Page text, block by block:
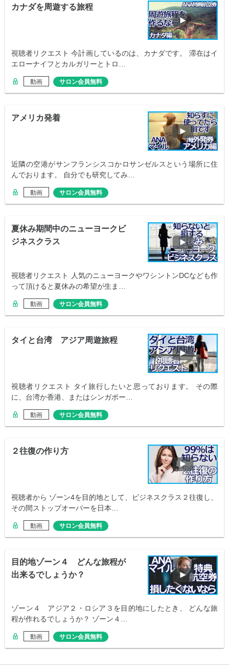
カナダを周遊する旅程
視聴者リクエスト 今計画しているのは、カナダです。 滞在はイ
エローナイフとカルガリーとトロ…
動画 サロン会員無料
アメリカ発着
近隣の空港がサンフランシスコかロサンゼルスという場所に住
んでおります。 自分でも研究してみ…
動画 サロン会員無料
夏休み期間中のニューヨークビ
ジネスクラス
視聴者リクエスト 人気のニューヨークやワシントンDCなども作
って頂けると夏休みの希望が生ま…
動画 サロン会員無料
タイと台湾 アジア周遊旅程
視聴者リクエスト タイ旅行したいと思っております。 その際
に、台湾か香港、またはシンガポー…
動画 サロン会員無料
２往復の作り方
視聴者から ゾーン4を目的地として、ビジネスクラス２往復し、
その間ストップオーバーを日本…
動画 サロン会員無料
目的地ゾーン４ どんな旅程が
出来るでしょうか？
ゾーン４ アジア２・ロシア３を目的地にしたとき、 どんな旅
程が作れるでしょうか？ ゾーン４…
動画 サロン会員無料